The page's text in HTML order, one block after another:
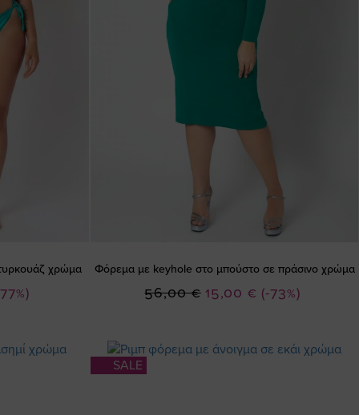
χρώμα Φόρεμα με keyhole στο μπούστο σε πράσινο χρώμα
(-73%)
Ειδική
15,00 €
56,00 €
SALE